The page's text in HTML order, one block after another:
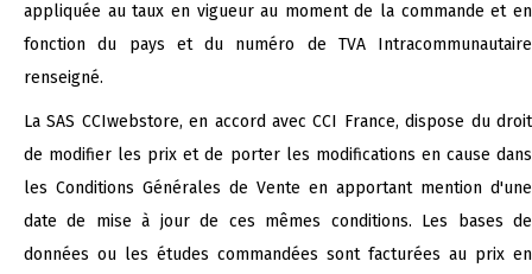
appliquée au taux en vigueur au moment de la commande et en
fonction du pays et du numéro de TVA Intracommunautaire
renseigné.
La SAS CCIwebstore, en accord avec CCI France, dispose du droit
de modifier les prix et de porter les modifications en cause dans
les Conditions Générales de Vente en apportant mention d'une
date de mise à jour de ces mêmes conditions. Les bases de
données ou les études commandées sont facturées au prix en